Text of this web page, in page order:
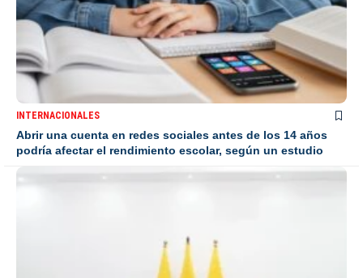
INTERNACIONALES
Abrir una cuenta en redes sociales antes de los 14 años
podría afectar el rendimiento escolar, según un estudio